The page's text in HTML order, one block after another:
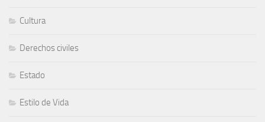
Cultura
Derechos civiles
Estado
Estilo de Vida